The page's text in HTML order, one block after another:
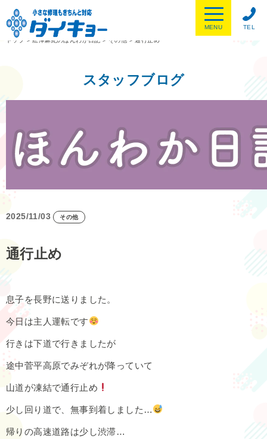
TEL
MENU
トップ
> 舩津麻紀のほんわか日記 > その他 > 通行止め
スタッフブログ
2025/11/03 その他
通行止め
息子を長野に送りました。
今日は主人運転です
行きは下道で行きましたが
途中菅平高原でみぞれが降っていて
山道が凍結で通行止め
少し回り道で、無事到着しました…
帰りの高速道路は少し渋滞…